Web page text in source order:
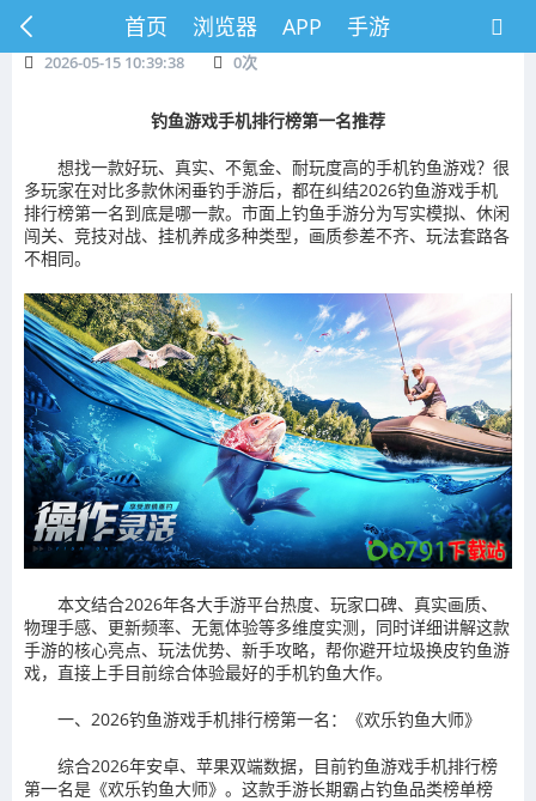
首页 浏览器 APP 手游
2026-05-15 10:39:38 0次
钓鱼游戏手机排行榜第一名推荐
想找一款好玩、真实、不氪金、耐玩度高的手机钓鱼游戏？很
多玩家在对比多款休闲垂钓手游后，都在纠结2026钓鱼游戏手机
排行榜第一名到底是哪一款。市面上钓鱼手游分为写实模拟、休闲
闯关、竞技对战、挂机养成多种类型，画质参差不齐、玩法套路各
不相同。
本文结合2026年各大手游平台热度、玩家口碑、真实画质、
物理手感、更新频率、无氪体验等多维度实测，同时详细讲解这款
手游的核心亮点、玩法优势、新手攻略，帮你避开垃圾换皮钓鱼游
戏，直接上手目前综合体验最好的手机钓鱼大作。
一、2026钓鱼游戏手机排行榜第一名：《欢乐钓鱼大师》
综合2026年安卓、苹果双端数据，目前钓鱼游戏手机排行榜
第一名是《欢乐钓鱼大师》。这款手游长期霸占钓鱼品类榜单榜